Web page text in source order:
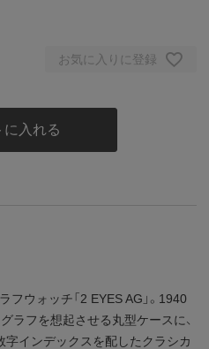
お気に入りに登録
に入れる
ウォッチ「2 EYES AG」。1940
ラフを想起させる丸型ケースに、
インデックスを配したクラシカ